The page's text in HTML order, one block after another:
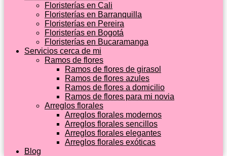
Floristerías en Cali
Floristerías en Barranquilla
Floristerías en Pereira
Floristerías en Bogotá
Floristerías en Bucaramanga
Servicios cerca de mi
Ramos de flores
Ramos de flores de girasol
Ramos de flores azules
Ramos de flores a domicilio
Ramos de flores para mi novia
Arreglos florales
Arreglos florales modernos
Arreglos florales sencillos
Arreglos florales elegantes
Arreglos florales exóticas
Blog